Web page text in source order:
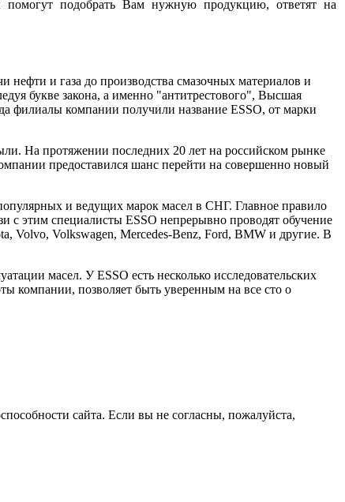
подобрать Вам нужную продукцию, ответят на
нефти и газа до производства смазочных материалов и
букве закона, а именно "антитрестового", Высшая
филиалы компании получили название ESSO, от марки
На протяжении последних 20 лет на российском рынке
предоставился шанс перейти на совершенно новый
и ведущих марок масел в СНГ. Главное правило
с этим специалисты ESSO непрерывно проводят обучение
Volvo, Volkswagen, Mercedes-Benz, Ford, BMW и другие. В
масел. У ESSO есть несколько исследовательских
компании, позволяет быть уверенным на все сто о
сайта. Если вы не согласны, пожалуйста,